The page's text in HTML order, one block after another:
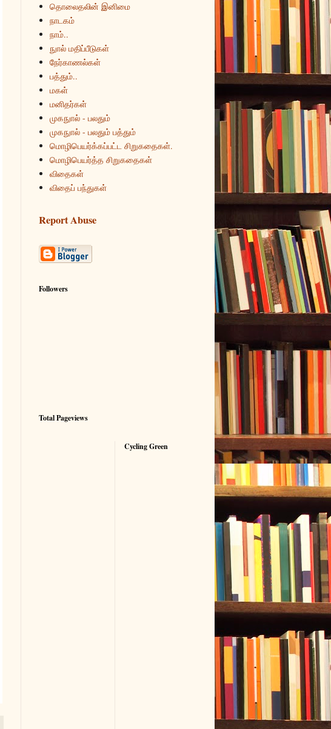
தொலைதலின் இனிமை
நாடகம்
நாம்..
நுால் மதிப்பீடுகள்
நேர்காணல்கள்
பத்தும்..
மகள்
மனிதர்கள்
முகநுால் - பலதும்
முகநுால் - பலதும் பத்தும்
மொழிபெயர்க்கப்பட்ட சிறுகதைகள்.
மொழிபெயர்த்த சிறுகதைகள்
விதைகள்
விதைப் பந்துகள்
Report Abuse
Followers
Total Pageviews
Cycling Green